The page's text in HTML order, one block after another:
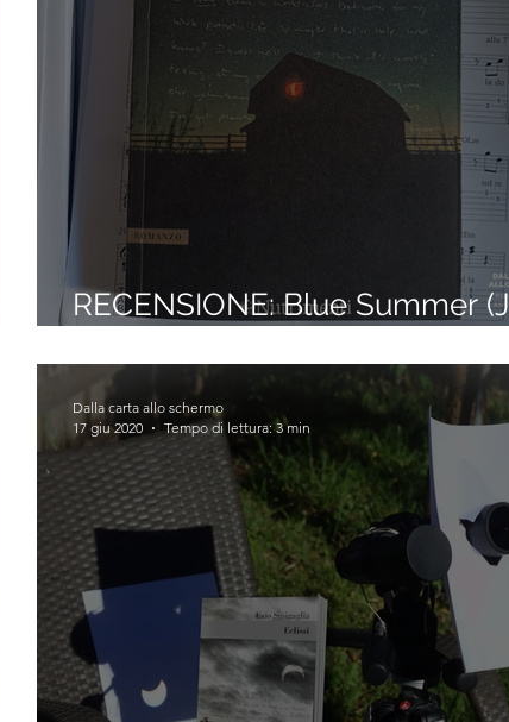
RECENSIONE: Blue Summer
Dalla carta allo schermo
17 giu 2020
Tempo di lettura: 3 min